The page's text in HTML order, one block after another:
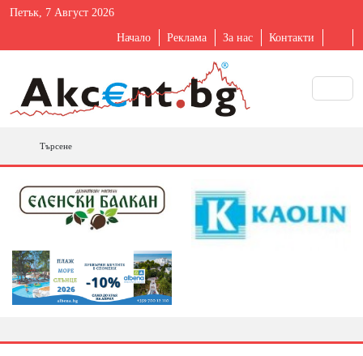
Петък, 7 Август 2026
Начало Реклама За нас Контакти
Търсене